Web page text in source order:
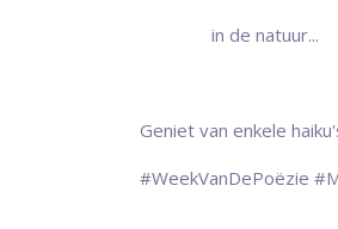
in de natuur...
Geniet van enkele
#WeekVanDePoëzie